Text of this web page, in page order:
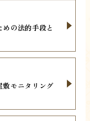
の法的手段と
敷モニタリング